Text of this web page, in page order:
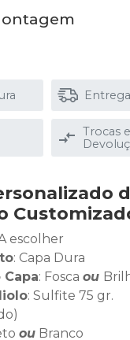
Trocas e
escolher
: Capa Dura
: Fosca ou
: Sulfite 75 gr.
ou Branco